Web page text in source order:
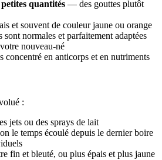
petites quantités — des gouttes plutôt
et souvent de couleur jaune ou orange
sont normales et parfaitement adaptées
nouveau-né
concentré en anticorps et en nutriments
:
jets ou des sprays de lait
le temps écoulé depuis le dernier boire
fin et bleuté, ou plus épais et plus jaune